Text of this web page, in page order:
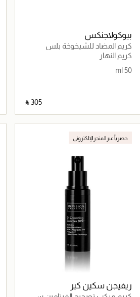
بيوكولاجنكس
كريم المضاد للشيخوخة بلس
كريم النهار
50 ml
‎ ⃁ ⁦305⁩ ‎
جاري تحميل التفاصيل
حصرياً عبر المتجر الإلكتروني
ريفيجن سكين كير